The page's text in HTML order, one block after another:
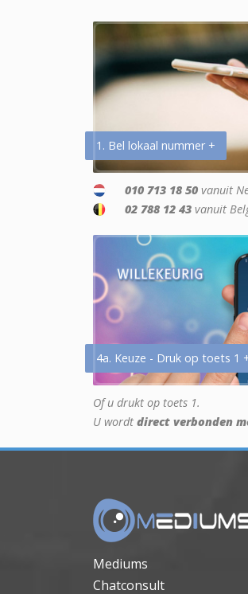
1. Bel lokaal nummer +
010 713 18 50 vanuit
02 788 12 43 vanuit
4a. Keuze - Druk op toets 1
Of u drukt op toets 1.
U wordt direct verbonden
Mediums
Chatconsult